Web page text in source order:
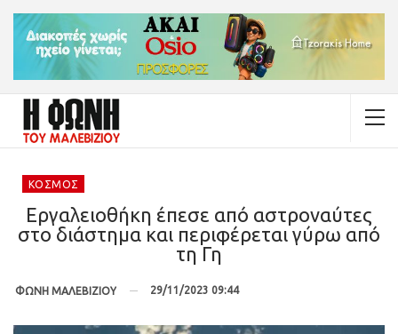
ΚΌΣΜΟΣ
Εργαλειοθήκη έπεσε από αστροναύτες
στο διάστημα και περιφέρεται γύρω από
τη Γη
ΦΩΝΗ ΜΑΛΕΒΙΖΙΟΥ 29/11/2023 09:44